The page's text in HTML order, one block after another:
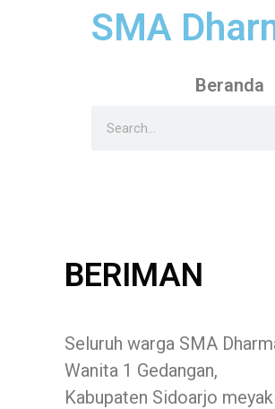
SMA
Beranda
BERIMAN
Seluruh warga SMA
Wanita 1 Gedangan,
Kabupaten Sidoarjo